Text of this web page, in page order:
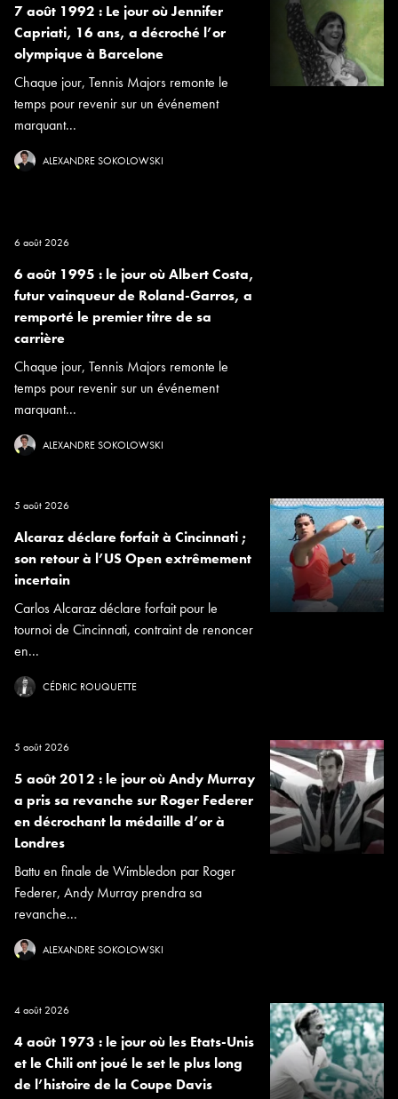
7 août 1992 : Le jour où Jennifer
Capriati, 16 ans, a décroché l’or
olympique à Barcelone
Chaque jour, Tennis Majors remonte le
temps pour revenir sur un événement
marquant...
ALEXANDRE SOKOLOWSKI
6 août 2026
6 août 1995 : le jour où Albert Costa,
futur vainqueur de Roland-Garros, a
remporté le premier titre de sa
carrière
Chaque jour, Tennis Majors remonte le
temps pour revenir sur un événement
marquant...
ALEXANDRE SOKOLOWSKI
5 août 2026
Alcaraz déclare forfait à Cincinnati ;
son retour à l’US Open extrêmement
incertain
Carlos Alcaraz déclare forfait pour le
tournoi de Cincinnati, contraint de renoncer
en...
CÉDRIC ROUQUETTE
5 août 2026
5 août 2012 : le jour où Andy Murray
a pris sa revanche sur Roger Federer
en décrochant la médaille d’or à
Londres
Battu en finale de Wimbledon par Roger
Federer, Andy Murray prendra sa
revanche...
ALEXANDRE SOKOLOWSKI
4 août 2026
4 août 1973 : le jour où les Etats-Unis
et le Chili ont joué le set le plus long
de l’histoire de la Coupe Davis